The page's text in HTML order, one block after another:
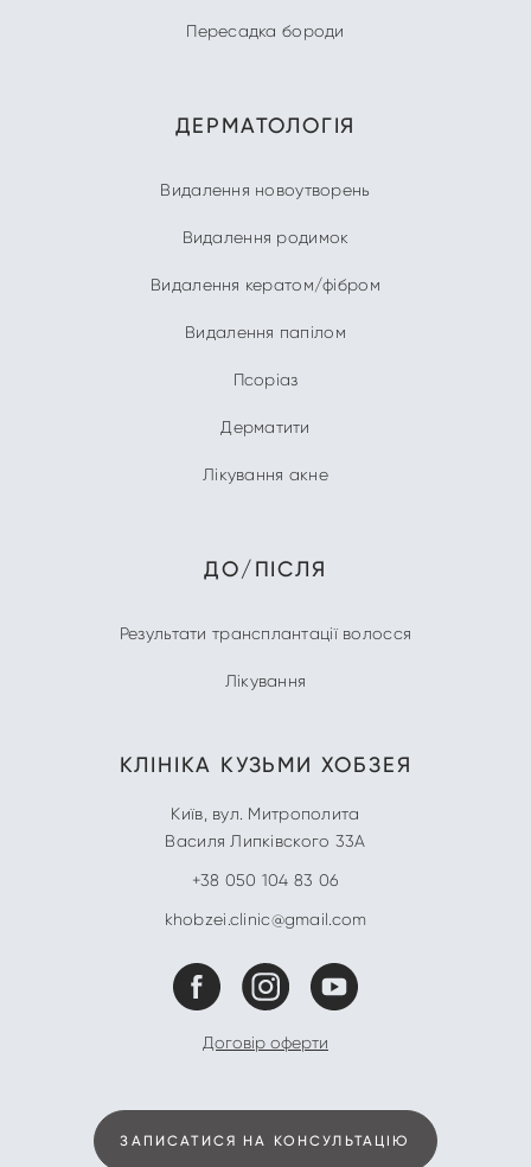
Пересадка бороди
ДЕРМАТОЛОГІЯ
Видалення новоутворень
Видалення родимок
Видалення кератом/фібром
Видалення папілом
Псоріаз
Дерматити
Лікування акне
ДО/ПІСЛЯ
Результати трансплантації волосся
Лікування
КЛІНІКА КУЗЬМИ ХОБЗЕЯ
Київ, вул. Митрополита
Василя Липківского 33А
+38 050 104 83 06
khobzei.clinic@gmail.com
Договір оферти
ЗАПИСАТИСЯ НА КОНСУЛЬТАЦІЮ